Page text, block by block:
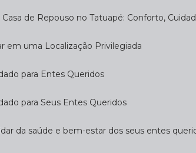
Casa de Repouso no Tatuapé: Conforto,
em uma Localização Privilegiada
para Entes Queridos
para Seus Entes Queridos
da saúde e bem-estar dos seus entes